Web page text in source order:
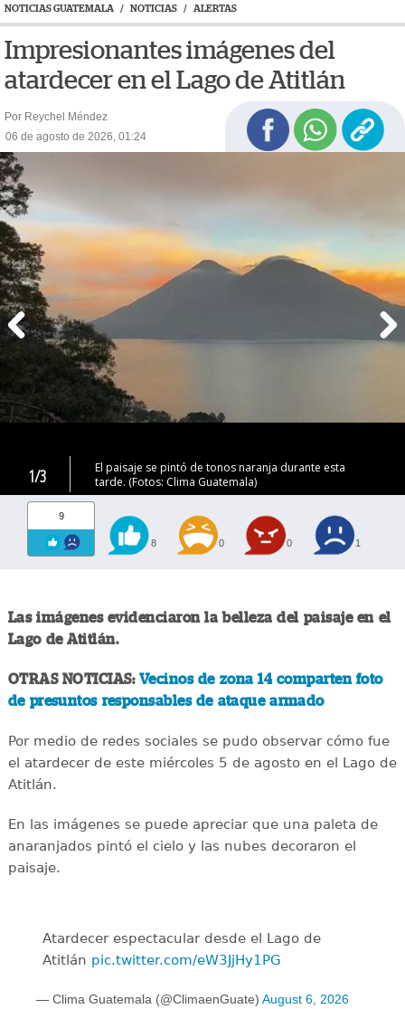
NOTICIAS GUATEMALA / NOTICIAS / ALERTAS
Impresionantes imágenes del
atardecer en el Lago de Atitlán
Por Reychel Méndez
06 de agosto de 2026, 01:24
1/3
El paisaje se pintó de tonos naranja durante esta
tarde. (Fotos: Clima Guatemala)
9
8 0 0 1
Las imágenes evidenciaron la belleza del paisaje en el
Lago de Atitlán.
OTRAS NOTICIAS: Vecinos de zona 14 comparten foto
de presuntos responsables de ataque armado
Por medio de redes sociales se pudo observar cómo fue
el atardecer de este miércoles 5 de agosto en el Lago de
Atitlán.
En las imágenes se puede apreciar que una paleta de
anaranjados pintó el cielo y las nubes decoraron el
paisaje.
Atardecer espectacular desde el Lago de
Atitlán pic.twitter.com/eW3JjHy1PG
— Clima Guatemala (@ClimaenGuate) August 6, 2026